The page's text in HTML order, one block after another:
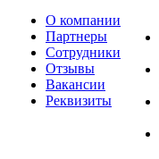
О компании
Партнеры
Сотрудники
Отзывы
Вакансии
Реквизиты